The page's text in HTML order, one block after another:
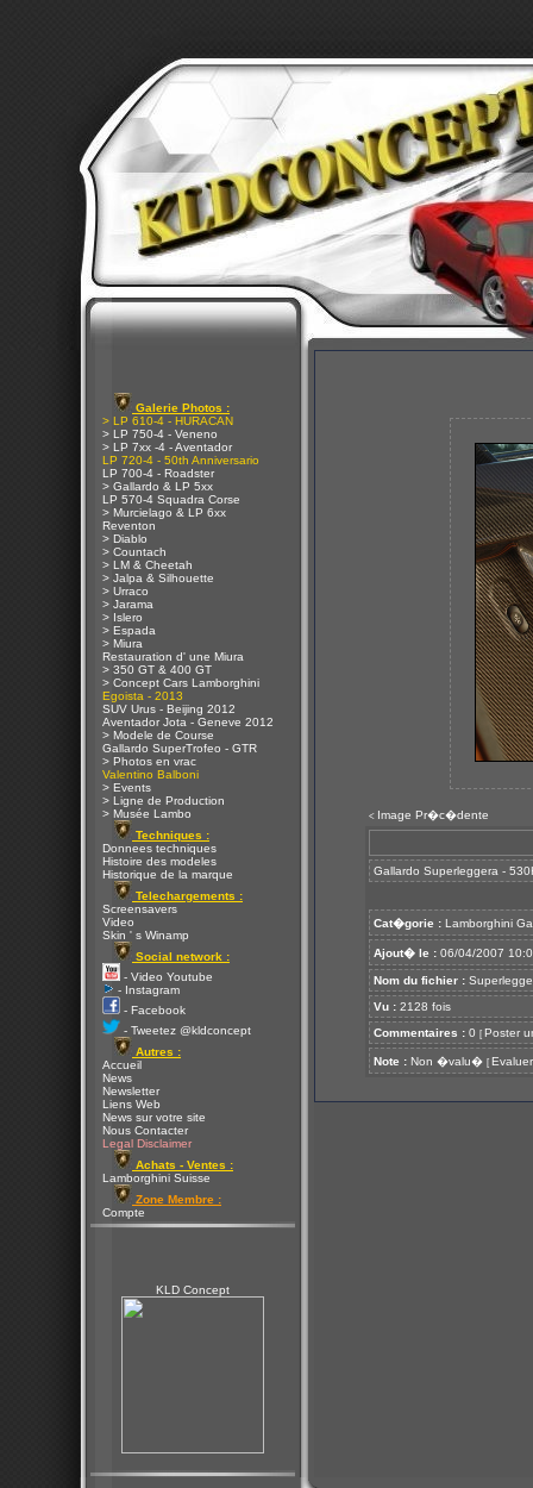
Galerie Photos :
> LP 610-4 - HURACAN
> LP 750-4 - Veneno
> LP 7xx -4 - Aventador
LP 720-4 - 50th Anniversario
LP 700-4 - Roadster
> Gallardo & LP 5xx
LP 570-4 Squadra Corse
> Murcielago & LP 6xx
Reventon
> Diablo
> Countach
> LM & Cheetah
> Jalpa & Silhouette
> Urraco
> Jarama
> Islero
> Espada
> Miura
Restauration d' une Miura
> 350 GT & 400 GT
> Concept Cars Lamborghini
Egoista - 2013
SUV Urus - Beijing 2012
Aventador Jota - Geneve 2012
> Modele de Course
Gallardo SuperTrofeo - GTR
> Photos en vrac
Valentino Balboni
> Events
> Ligne de Production
> Musée Lambo
Techniques :
Donnees techniques
Histoire des modeles
Historique de la marque
Telechargements :
Screensavers
Video
Skin ' s Winamp
Social network :
- Video Youtube
- Instagram
- Facebook
- Tweetez @kldconcept
Autres :
Accueil
News
Newsletter
Liens Web
News sur votre site
Nous Contacter
Legal Disclaimer
Achats - Ventes :
Lamborghini Suisse
Zone Membre :
Compte
KLD Concept
< Image Pr�c�dente
Gallardo Superleggera -
Cat�gorie : Lamborghini
Ajout� le : 06/04/2007
Nom du fichier :
Vu : 2128 fois
Commentaires : 0 [ Poster
Note : Non �valu� [ Evaluer